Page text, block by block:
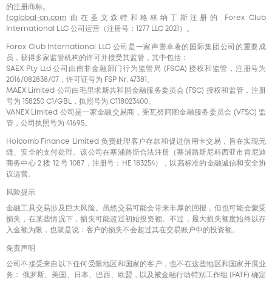
的注册商标。
fcglobal-cn.com 由在圣文森特和格林纳丁斯注册的 Forex Club
International LLC 公司运营（注册号：1277 LLC 2021）。
Forex Club International LLC 公司是一家声誉卓著的国际集团公司的重要成
员，获得多家监管机构的许可并接受其监管，其中包括：
SAEX Pty Ltd 公司由南非金融部门行为监管局 (FSCA) 授权和监管，注册号为
2016/082838/07，许可证号为 FSP Nr. 47381。
MAEX Limited 公司由毛里求斯共和国金融服务委员会 (FSC) 授权和监管，注册
号为 158250 C1/GBL，执照号为 С118023400。
VANEX Limited 公司是一家金融交易商，受瓦努阿图金融服务委员会 (VFSC) 监
管，公司执照号为 41695。
Holcomb Finance Limited 负责处理客户存款和促进信用卡交易，旨在实现无
缝、安全的支付处理。该公司在塞浦路斯合法注册（塞浦路斯尼科西亚市肯尼迪
商务中心 2 楼 12 号 1087，注册号：HE 183254），以高标准的金融诚信和安全协
议运营。
风险提示
金融工具交易涉及巨大风险。虽然交易可能会带来丰厚的回报，但也可能会蒙受
损失，在某些情况下，损失可能超过初始投资额。不过，最大损失额度始终以存
入金额为限，也就是说：客户的损失不会超过其在交易账户中的投资额。
免责声明
公司不接受来自以下任何受限地区和国家的客户，也不在这些地区和国家开展业
务： 俄罗斯、美国、日本、巴西、欧盟，以及被金融行动特别工作组 (FATF) 确定